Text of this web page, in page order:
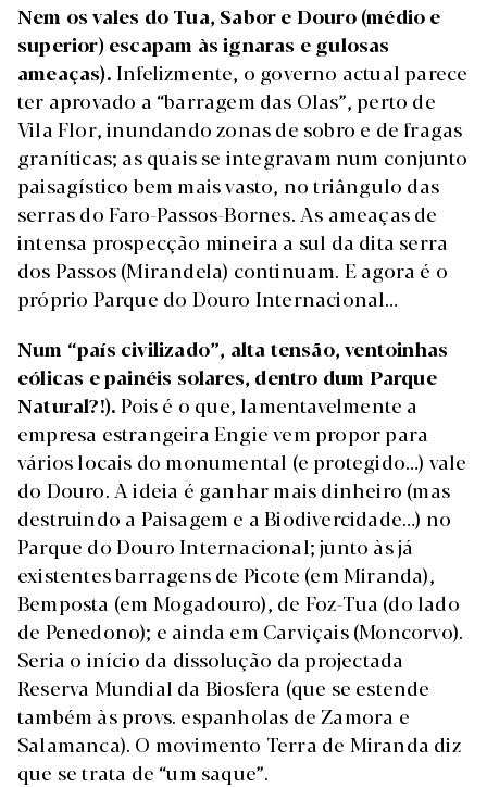
Nem os vales do Tua, Sabor e Douro (médio e
superior) escapam às ignaras e gulosas
ameaças). Infelizmente, o governo actual parece
ter aprovado a “barragem das Olas”, perto de
Vila Flor, inundando zonas de sobro e de fragas
graníticas; as quais se integravam num conjunto
paisagístico bem mais vasto, no triângulo das
serras do Faro-Passos-Bornes. As ameaças de
intensa prospecção mineira a sul da dita serra
dos Passos (Mirandela) continuam. E agora é o
próprio Parque do Douro Internacional…
Num “país civilizado”, alta tensão, ventoinhas
eólicas e painéis solares, dentro dum Parque
Natural?!). Pois é o que, lamentavelmente a
empresa estrangeira Engie vem propor para
vários locais do monumental (e protegido…) vale
do Douro. A ideia é ganhar mais dinheiro (mas
destruindo a Paisagem e a Biodivercidade…) no
Parque do Douro Internacional; junto às já
existentes barragens de Picote (em Miranda),
Bemposta (em Mogadouro), de Foz-Tua (do lado
de Penedono); e ainda em Carviçais (Moncorvo).
Seria o início da dissolução da projectada
Reserva Mundial da Biosfera (que se estende
também às provs. espanholas de Zamora e
Salamanca). O movimento Terra de Miranda diz
que se trata de “um saque”.